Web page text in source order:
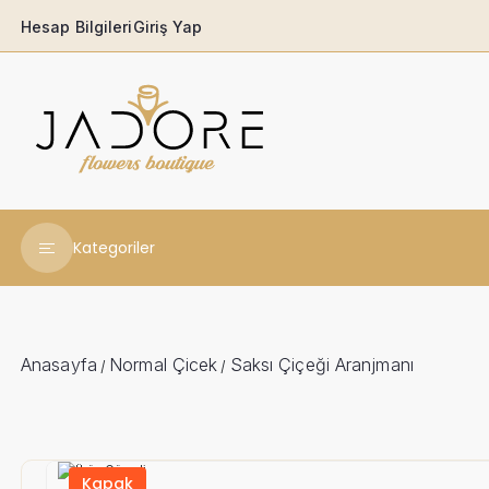
Hesap BilgileriGiriş Yap
Kategoriler
Babaya
Ferforjeler
Anasayfa / Normal Çicek / Saksı Çiçeği Aranjmanı
Kapak